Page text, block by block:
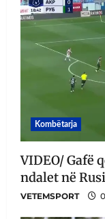
Kombëtarja
VIDEO/ Gafë
ndalet në Rusi
VETEMSPORT